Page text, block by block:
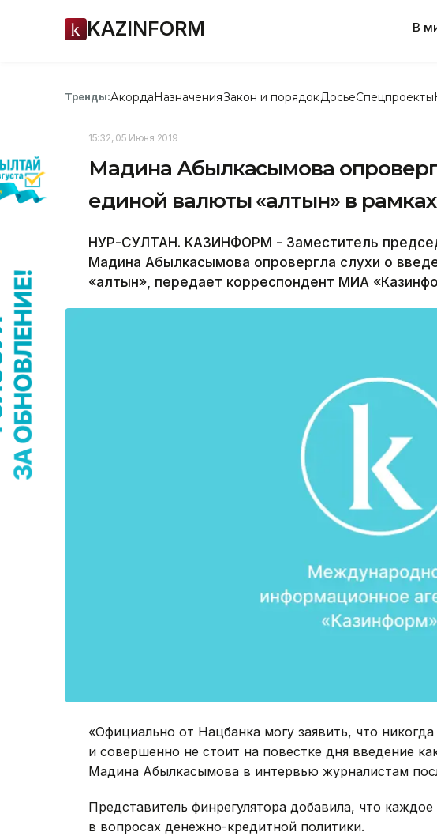
KAZINFORM В
Тренды:АкордаНазначенияЗакон и порядок ДосьеСпецпроекты
15:32, 05 Июня 2019
Мадина Абылкасымова
единой валюты «алтын» в
НУР-СУЛТАН. КАЗИНФОРМ - Заместитель
Мадина Абылкасымова опровергла слухи о
«алтын», передает корреспондент МИА
«Официально от Нацбанка могу заявить, что
и совершенно не стоит на повестке дня введение
Мадина Абылкасымова в интервью журналистам
Представитель финрегулятора добавила, что
в вопросах денежно-кредитной политики.